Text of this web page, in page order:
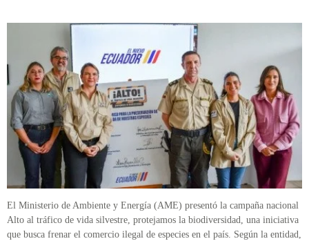
El Ministerio de Ambiente y Energía (AME) presentó la campaña nacional
Alto al tráfico de vida silvestre, protejamos la biodiversidad, una iniciativa
que busca frenar el comercio ilegal de especies en el país. Según la entidad,